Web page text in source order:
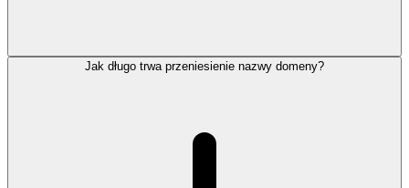
Jak długo trwa przeniesienie nazwy domeny?